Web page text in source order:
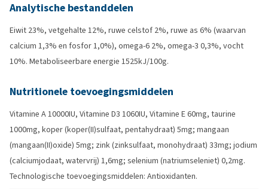
Analytische bestanddelen
Eiwit 23%, vetgehalte 12%, ruwe celstof 2%, ruwe as 6% (waarvan
calcium 1,3% en fosfor 1,0%), omega-6 2%, omega-3 0,3%, vocht
10%. Metaboliseerbare energie 1525kJ/100g.
Nutritionele toevoegingsmiddelen
Vitamine A 10000IU, Vitamine D3 1060IU, Vitamine E 60mg, taurine
1000mg, koper (koper(II)sulfaat, pentahydraat) 5mg; mangaan
(mangaan(II)oxide) 5mg; zink (zinksulfaat, monohydraat) 33mg; jodium
(calciumjodaat, watervrij) 1,6mg; selenium (natriumseleniet) 0,2mg.
Technologische toevoegingsmiddelen: Antioxidanten.